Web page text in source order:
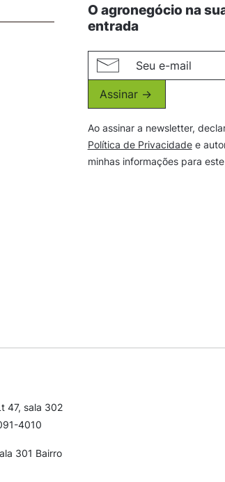
O agronegócio na
entrada
Assinar ->
Ao assinar a newsletter,
Política de Privacidadee
minhas informações para
47, sala 302
4010
301 Bairro